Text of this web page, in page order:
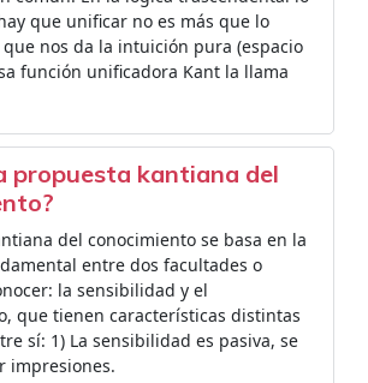
que unificar no es más que lo
nos da la intuición pura (espacio
función unificadora Kant la llama
propuesta kantiana del
del conocimiento se basa en la
entre dos facultades o
la sensibilidad y el
que tienen características distintas
sí: 1) La sensibilidad es pasiva, se
impresiones.